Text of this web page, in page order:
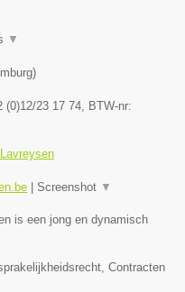
▼
)
(0)12/23 17 74 , BTW-nr:
Screenshot ▼
is een jong en dynamisch
Contracten